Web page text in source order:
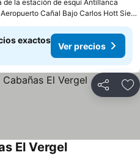
de la estación de esquí Antillanca
a 4.8 km de: Aeropuerto Cañal Bajo Carlos Hott Siebert
exactos
Ver precios
Compartir
El Vergel